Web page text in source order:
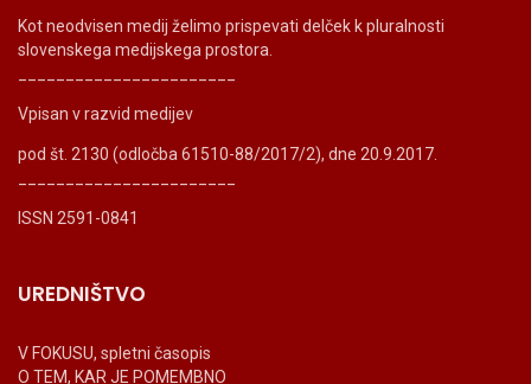
Kot neodvisen medij želimo prispevati delček k pluralnosti
slovenskega medijskega prostora.
Vpisan v razvid medijev
pod št. 2130 (odločba 61510-88/2017/2), dne 20.9.2017.
ISSN 2591-0841
UREDNIŠTVO
V FOKUSU, spletni časopis
O TEM, KAR JE POMEMBNO